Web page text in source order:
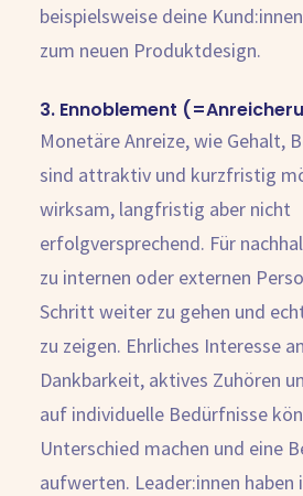
beispielsweise deine
zum neuen Produktdesign.
3. Ennoblement
Monetäre Anreize, wie Gehalt,
sind attraktiv und kurzfristig
wirksam, langfristig aber nicht
erfolgversprechend. Für
zu internen oder externen
Schritt weiter zu gehen und
zu zeigen. Ehrliches Interesse
Dankbarkeit, aktives Zuhören
auf individuelle Bedürfnisse
Unterschied machen und eine
aufwerten. Leader:innen haben